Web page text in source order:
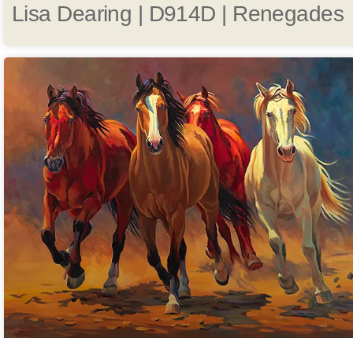
Lisa Dearing | D914D | Renegades